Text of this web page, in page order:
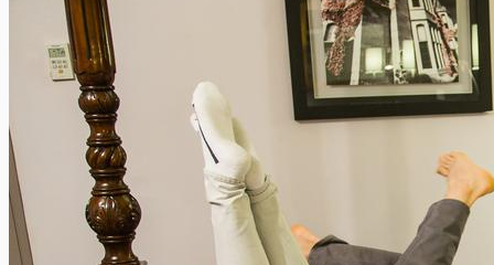
Visiter Venise avec des enfants : c’est possible !
Xavier Van Caneghem
Dans cet article, nous vous donnons quelques bons conseils
pour organiser une visite de Venise avec de jeunes enfants et...